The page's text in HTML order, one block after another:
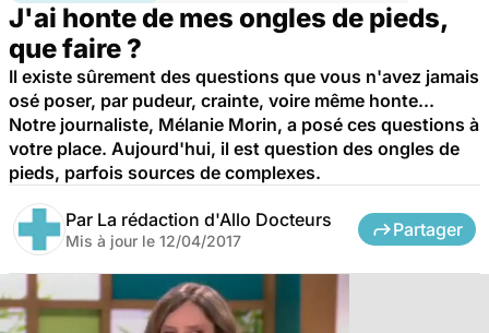
J'ai honte de mes ongles de pieds,
que faire ?
Il existe sûrement des questions que vous n'avez jamais
osé poser, par pudeur, crainte, voire même honte...
Notre journaliste, Mélanie Morin, a posé ces questions à
votre place. Aujourd'hui, il est question des ongles de
pieds, parfois sources de complexes.
Par La rédaction d'Allo Docteurs
Mis à jour le 12/04/2017
Partager